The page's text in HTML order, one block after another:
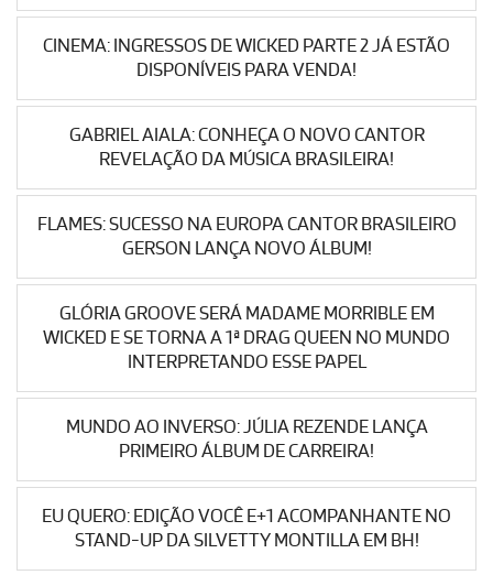
CINEMA: INGRESSOS DE WICKED PARTE 2 JÁ ESTÃO
DISPONÍVEIS PARA VENDA!
GABRIEL AIALA: CONHEÇA O NOVO CANTOR
REVELAÇÃO DA MÚSICA BRASILEIRA!
FLAMES: SUCESSO NA EUROPA CANTOR BRASILEIRO
GERSON LANÇA NOVO ÁLBUM!
GLÓRIA GROOVE SERÁ MADAME MORRIBLE EM
WICKED E SE TORNA A 1ª DRAG QUEEN NO MUNDO
INTERPRETANDO ESSE PAPEL
MUNDO AO INVERSO: JÚLIA REZENDE LANÇA
PRIMEIRO ÁLBUM DE CARREIRA!
EU QUERO: EDIÇÃO VOCÊ E+1 ACOMPANHANTE NO
STAND-UP DA SILVETTY MONTILLA EM BH!